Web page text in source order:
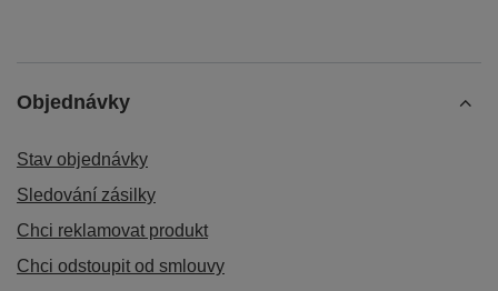
Objednávky
Stav objednávky
Sledování zásilky
Chci reklamovat produkt
Chci odstoupit od smlouvy